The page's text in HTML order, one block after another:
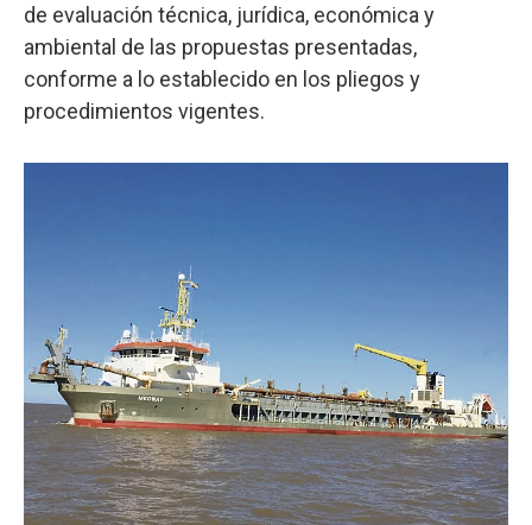
de evaluación técnica, jurídica, económica y
ambiental de las propuestas presentadas,
conforme a lo establecido en los pliegos y
procedimientos vigentes.